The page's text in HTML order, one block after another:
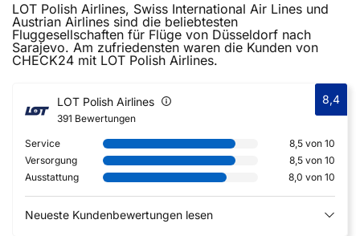
LOT Polish Airlines, Swiss International Air Lines und
Austrian Airlines sind die beliebtesten
Fluggesellschaften für Flüge von Düsseldorf nach
Sarajevo. Am zufriedensten waren die Kunden von
CHECK24 mit LOT Polish Airlines.
LOT Polish Airlines
391 Bewertungen
8,4
Service
8,5 von 10
Versorgung
8,5 von 10
Ausstattung
8,0 von 10
Neueste Kundenbewertungen lesen